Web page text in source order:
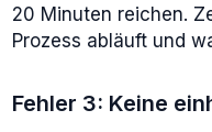
20 Minuten reichen.
Prozess abläuft und
Fehler 3: Keine